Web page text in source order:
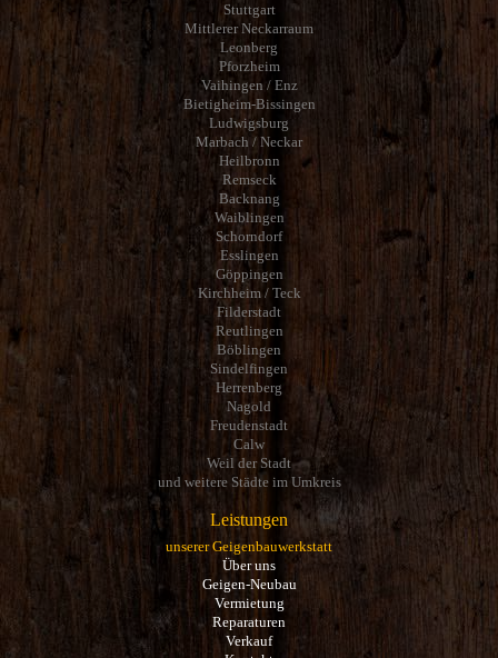
Stuttgart
Mittlerer Neckarraum
Leonberg
Pforzheim
Vaihingen / Enz
Bietigheim-Bissingen
Ludwigsburg
Marbach / Neckar
Heilbronn
Remseck
Backnang
Waiblingen
Schorndorf
Esslingen
Göppingen
Kirchheim / Teck
Filderstadt
Reutlingen
Böblingen
Sindelfingen
Herrenberg
Nagold
Freudenstadt
Calw
Weil der Stadt
und weitere Städte im Umkreis
Leistungen
unserer Geigenbauwerkstatt
Über uns
Geigen-Neubau
Vermietung
Reparaturen
Verkauf